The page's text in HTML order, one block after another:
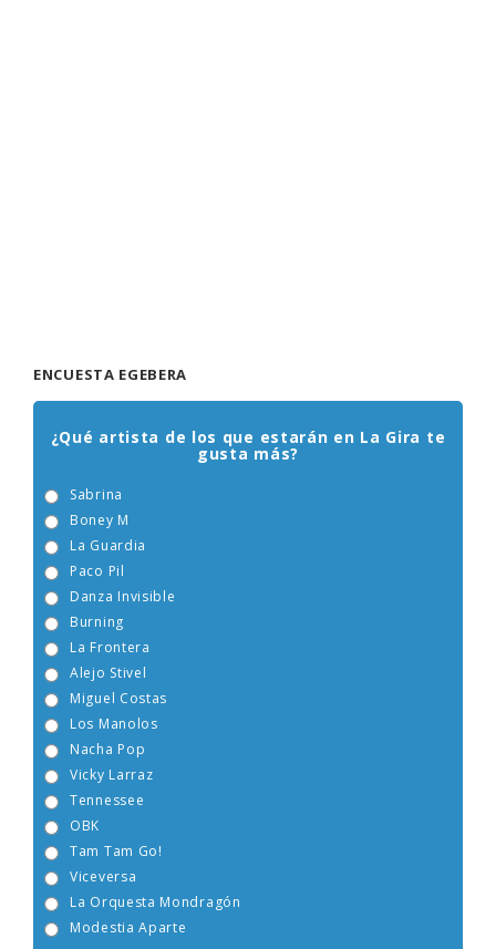
ENCUESTA EGEBERA
¿Qué artista de los que estarán en La Gira te
gusta más?
Sabrina
Boney M
La Guardia
Paco Pil
Danza Invisible
Burning
La Frontera
Alejo Stivel
Miguel Costas
Los Manolos
Nacha Pop
Vicky Larraz
Tennessee
OBK
Tam Tam Go!
Viceversa
La Orquesta Mondragón
Modestia Aparte